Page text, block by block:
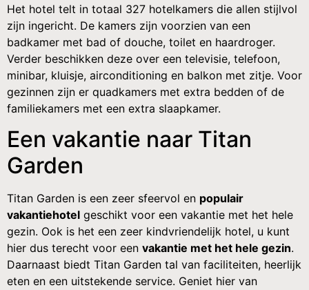
Het hotel telt in totaal 327 hotelkamers die allen stijlvol
zijn ingericht. De kamers zijn voorzien van een
badkamer met bad of douche, toilet en haardroger.
Verder beschikken deze over een televisie, telefoon,
minibar, kluisje, airconditioning en balkon met zitje. Voor
gezinnen zijn er quadkamers met extra bedden of de
familiekamers met een extra slaapkamer.
Een vakantie naar Titan
Garden
Titan Garden is een zeer sfeervol en populair
vakantiehotel geschikt voor een vakantie met het hele
gezin. Ook is het een zeer kindvriendelijk hotel, u kunt
hier dus terecht voor een vakantie met het hele gezin.
Daarnaast biedt Titan Garden tal van faciliteiten, heerlijk
eten en een uitstekende service. Geniet hier van